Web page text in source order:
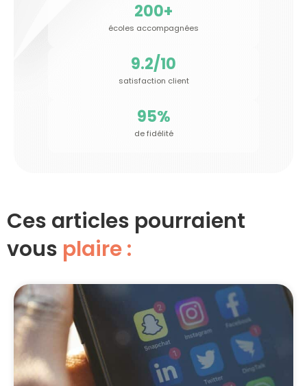
écoles accompagnées
200+
satisfaction client
9.2/10
de fidélité
95%
Ces articles pourraient
vous plaire :